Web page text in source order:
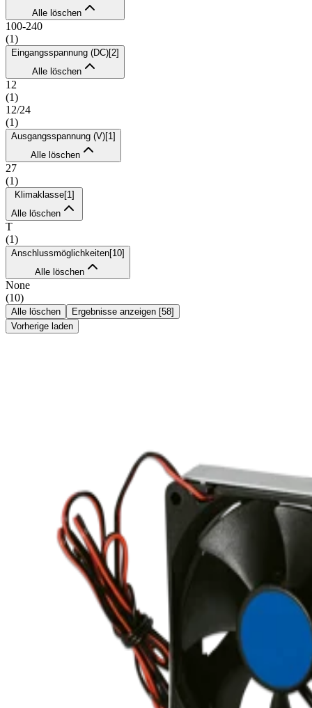
Alle löschen
100-240
(1)
Eingangsspannung (DC)[2]
Alle löschen
12
(1)
12/24
(1)
Ausgangsspannung (V)[1 ]
Alle löschen
27
(1)
Klimaklasse[1 ]
Alle löschen
T
(1)
Anschlussmöglichkeiten[10]
Alle löschen
None
(10)
Alle löschen Ergebnisse anzeigen [58]
Vorherige laden